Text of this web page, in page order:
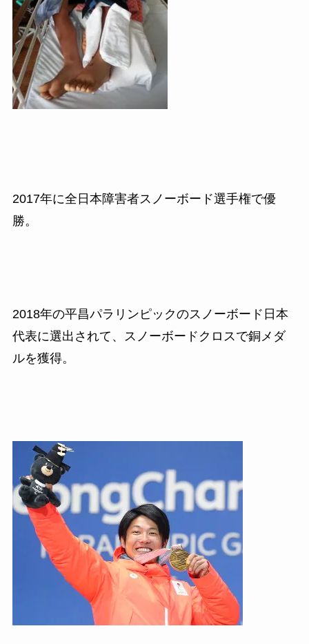
2017年に全日本障害者スノーボード選手権で優
勝。
2018年の平昌パラリンピックのスノーボード日本
代表に選出されて、スノーボードクロスで銅メダ
ルを獲得。